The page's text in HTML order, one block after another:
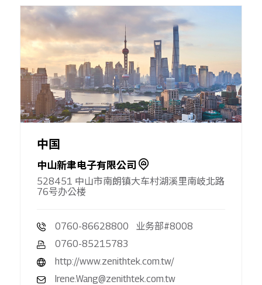
中国
中山新聿电子有限公司
528451 中山市南朗镇大车村湖溪里南岐北路
76号办公楼
0760-86628800 业务部#8008
0760-85215783
http://www.zenithtek.com.tw/
Irene.Wang@zenithtek.com.tw